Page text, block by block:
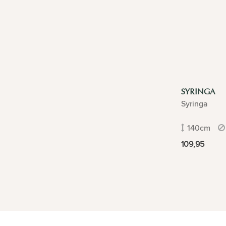
SYRINGA
Syringa
140cm
109,95